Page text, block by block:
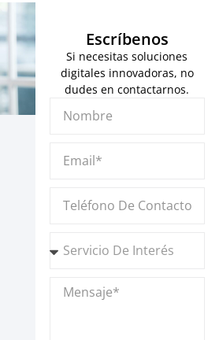
Escríbenos
Si necesitas soluciones
digitales innovadoras, no
dudes en contactarnos.